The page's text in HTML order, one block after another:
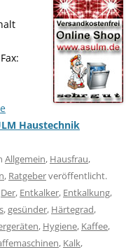
Haustechnik
Allgemein, Hausfrau,
, Ratgeberveröffentlicht.
Der, Entkalker, Entkalkung,
,gesünder, Härtegrad,
, Hygiene, Kaffee,
, Kalk,